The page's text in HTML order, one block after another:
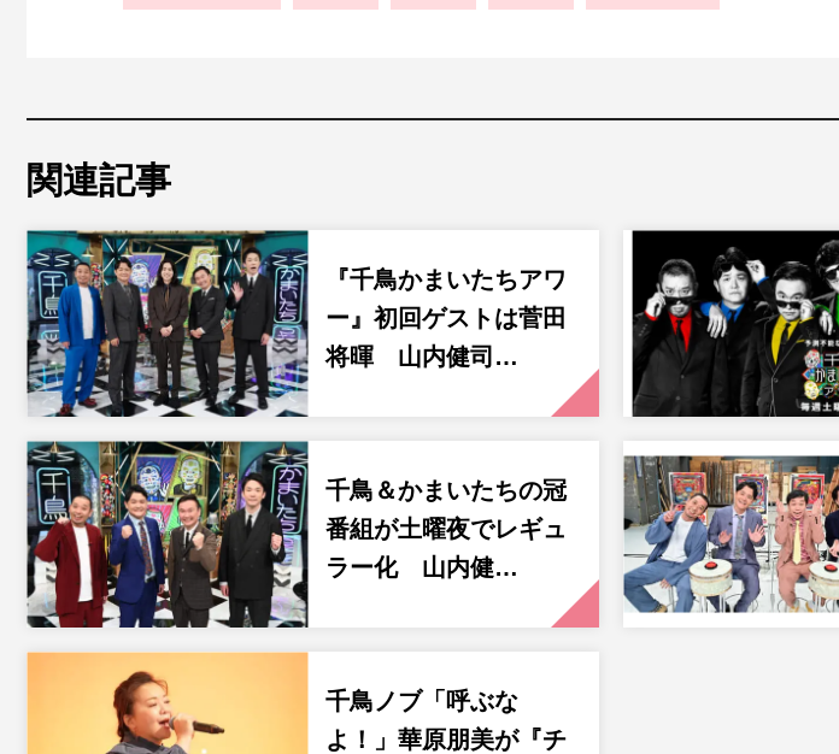
関連記事
『千鳥かまいたちアワ
ー』初回ゲストは菅田
将暉 山内健司…
千鳥＆かまいたちの冠
番組が土曜夜でレギュ
ラー化 山内健…
千鳥ノブ「呼ぶな
よ！」華原朋美が『チ